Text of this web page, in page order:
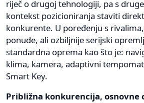
riječ o drugoj tehnologiji, pa s
kontekst pozicioniranja staviti
konkurente. U poređenju s
ponude, ali ozbiljnije serijski
standardna oprema kao što je:
klima, kamera, adaptivni
Smart Key.
Približna konkurencija, osnovne